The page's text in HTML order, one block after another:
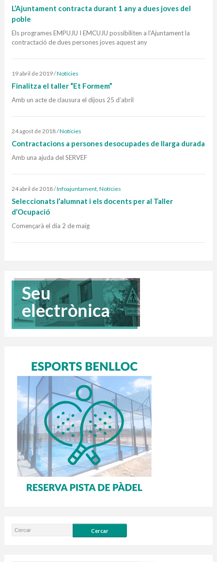
L’Ajuntament contracta durant 1 any a dues joves del
poble
Els programes EMPUJU I EMCUJU possibiliten a l’Ajuntament la
contractació de dues persones joves aquest any
19 abril de 2019/Notícies
Finalitza el taller “Et Formem”
Amb un acte de clausura el dijous 25 d’abril
24 agost de 2018/Notícies
Contractacions a persones desocupades de llarga durada
Amb una ajuda del SERVEF
24 abril de 2018/Infoajuntament, Notícies
Seleccionats l’alumnat i els docents per al Taller
d’Ocupació
Començarà el dia 2 de maig